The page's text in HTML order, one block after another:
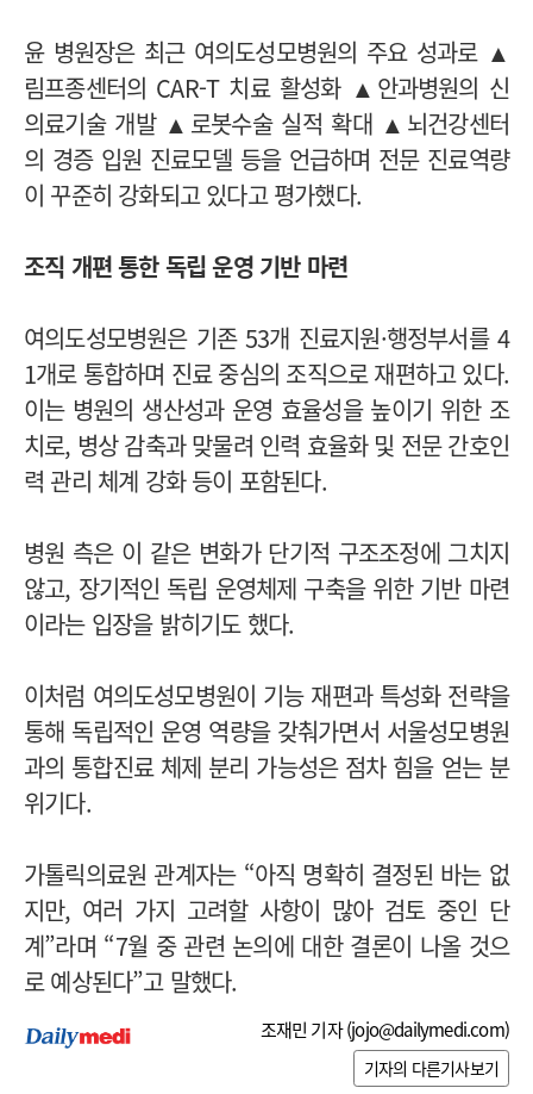
윤 병원장은 최근 여의도성모병원의 주요 성과로 ▲
림프종센터의 CAR-T 치료 활성화 ▲안과병원의 신
의료기술 개발 ▲로봇수술 실적 확대 ▲뇌건강센터
의 경증 입원 진료모델 등을 언급하며 전문 진료역량
이 꾸준히 강화되고 있다고 평가했다.
조직 개편 통한 독립 운영 기반 마련
여의도성모병원은 기존 53개 진료지원·행정부서를 4
1개로 통합하며 진료 중심의 조직으로 재편하고 있다.
이는 병원의 생산성과 운영 효율성을 높이기 위한 조
치로, 병상 감축과 맞물려 인력 효율화 및 전문 간호인
력 관리 체계 강화 등이 포함된다.
병원 측은 이 같은 변화가 단기적 구조조정에 그치지
않고, 장기적인 독립 운영체제 구축을 위한 기반 마련
이라는 입장을 밝히기도 했다.
이처럼 여의도성모병원이 기능 재편과 특성화 전략을
통해 독립적인 운영 역량을 갖춰가면서 서울성모병원
과의 통합진료 체제 분리 가능성은 점차 힘을 얻는 분
위기다.
가톨릭의료원 관계자는 “아직 명확히 결정된 바는 없
지만, 여러 가지 고려할 사항이 많아 검토 중인 단
계”라며 “7월 중 관련 논의에 대한 결론이 나올 것으
로 예상된다”고 말했다.
조재민 기자 (jojo@dailymedi.com)
기자의 다른기사보기